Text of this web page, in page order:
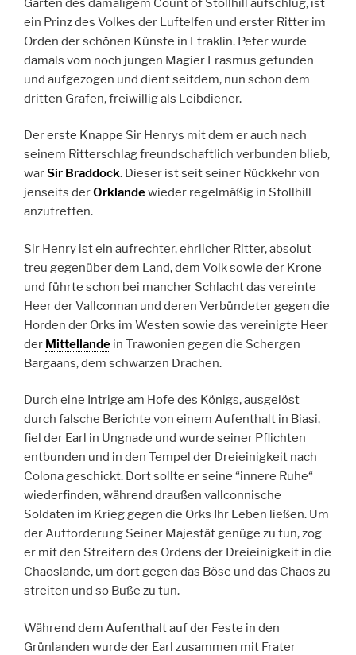
Garten des damaligem Count of Stollhill aufschlug, ist
ein Prinz des Volkes der Luftelfen und erster Ritter im
Orden der schönen Künste in Etraklin. Peter wurde
damals vom noch jungen Magier Erasmus gefunden
und aufgezogen und dient seitdem, nun schon dem
dritten Grafen, freiwillig als Leibdiener.
Der erste Knappe Sir Henrys mit dem er auch nach
seinem Ritterschlag freundschaftlich verbunden blieb,
warSir Braddock. Dieser ist seit seiner Rückkehr von
jenseits derOrklandewieder regelmäßig in Stollhill
anzutreffen.
Sir Henry ist ein aufrechter, ehrlicher Ritter, absolut
treu gegenüber dem Land, dem Volk sowie der Krone
und führte schon bei mancher Schlacht das vereinte
Heer der Vallconnan und deren Verbündeter gegen die
Horden der Orks im Westen sowie das vereinigte Heer
der Mittellande in Trawonien gegen die Schergen
Bargaans, dem schwarzen Drachen.
Durch eine Intrige am Hofe des Königs, ausgelöst
durch falsche Berichte von einem Aufenthalt in Biasi,
fiel der Earl in Ungnade und wurde seiner Pflichten
entbunden und in den Tempel der Dreieinigkeit nach
Colona geschickt. Dort sollte er seine “innere Ruhe“
wiederfinden, während draußen vallconnische
Soldaten im Krieg gegen die Orks Ihr Leben ließen. Um
der Aufforderung Seiner Majestät genüge zu tun, zog
er mit den Streitern des Ordens der Dreieinigkeit in die
Chaoslande, um dort gegen das Böse und das Chaos zu
streiten und so Buße zu tun.
Während dem Aufenthalt auf der Feste in den
Grünlanden wurde der Earl zusammen mit Frater